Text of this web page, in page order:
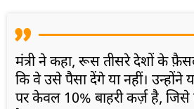
मंत्री ने कहा, रूस तीसरे देशों के
कि वे उसे पैसा देंगे या नहीं।
पर केवल 10% बाहरी कर्ज़ है,